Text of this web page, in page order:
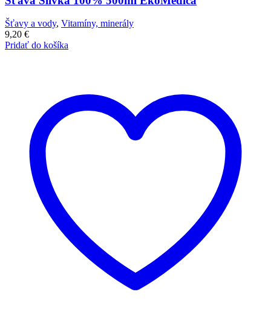
Šťavy a vody, Vitamíny, minerály
9,20 €
Pridať do košíka